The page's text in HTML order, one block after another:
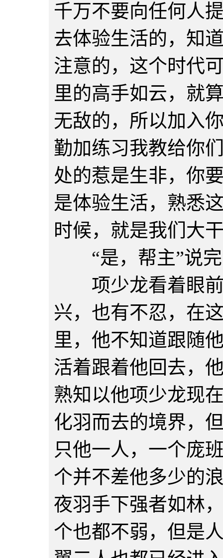
千万不要向任何人
去体验生活的，知
注意的，这个时代
里的高手如云，就
无敌的，所以加入
勤加练习我教给你
处的惹是生非，你
是体验生活，熟悉
时候，就是我们大
“是，帮主”说完
项少龙看着眼前
兴，也有不忍，在
里，他不知道跟随
活着跟着他回去，
熟知以他项少龙现
化羽而去的境界，
只他一人，一个庞
个并不差他多少的
夜羽手下强者如林
个也都不弱，但是